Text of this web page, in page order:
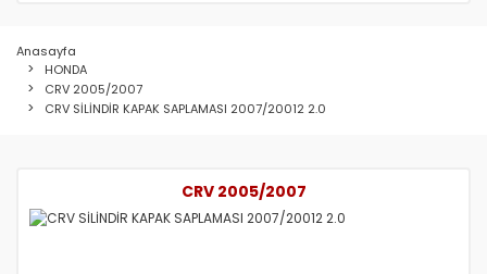
Anasayfa
HONDA
CRV 2005/2007
CRV SİLİNDİR KAPAK SAPLAMASI 2007/20012 2.0
CRV 2005/2007